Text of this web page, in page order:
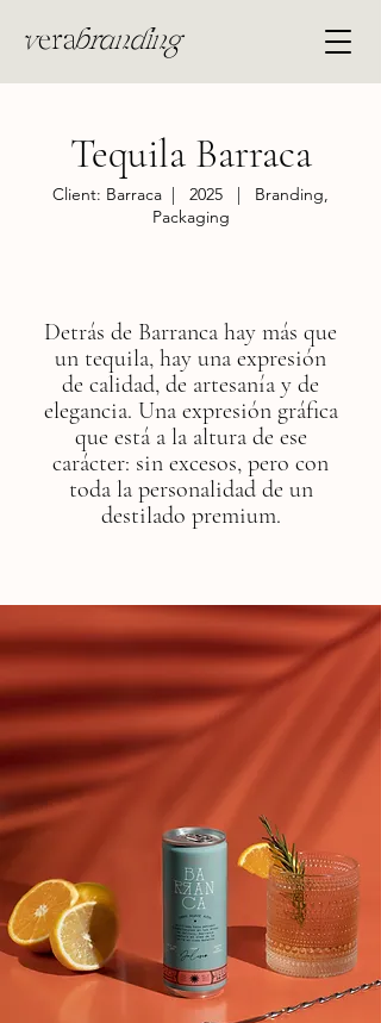
verabranding
Tequila Barraca
Client: Barraca | 2025 | Branding,
Packaging
Detrás de Barranca hay más que
un tequila, hay una expresión
de calidad, de artesanía y de
elegancia. Una expresión gráfica
que está a la altura de ese
carácter: sin excesos, pero con
toda la personalidad de un
destilado premium.